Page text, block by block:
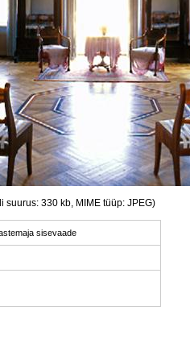
suurus: 330 kb, MIME tüüp: JPEG)
sisevaade